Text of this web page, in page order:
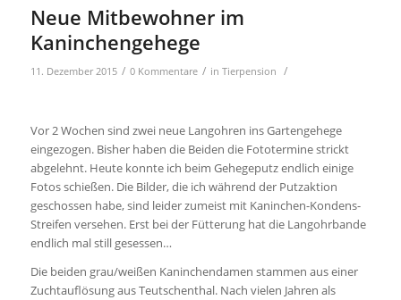
Neue Mitbewohner im
Kaninchengehege
11. Dezember 2015 / 0 Kommentare / in Tierpension /
Vor 2 Wochen sind zwei neue Langohren ins Gartengehege
eingezogen. Bisher haben die Beiden die Fototermine strickt
abgelehnt.Heute konnte ich beim Gehegeputz endlich einige
Fotos schießen. Die Bilder, die ich während der Putzaktion
geschossen habe, sind leider zumeist mit Kaninchen-Kondens-
Streifen versehen. Erst bei der Fütterung hat die Langohrbande
endlich mal still gesessen…
Die beiden grau/weißen Kaninchendamen stammen aus einer
Zuchtauflösung aus Teutschenthal. Nach vielen Jahren als